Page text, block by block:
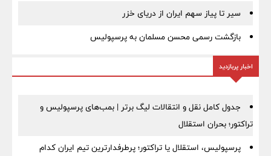
سیر تا پیاز سهم ایران از دریای خزر
بازگشت رسمی محسن مسلمان به پرسپولیس
اخبار پربازدید
جدول کامل نقل و انتقالات لیگ برتر | بمب‌های پرسپولیس و
تراکتور؛ بحران استقلال
پرسپولیس، استقلال یا تراکتور؛ پرطرفدارترین تیم ایران کدام